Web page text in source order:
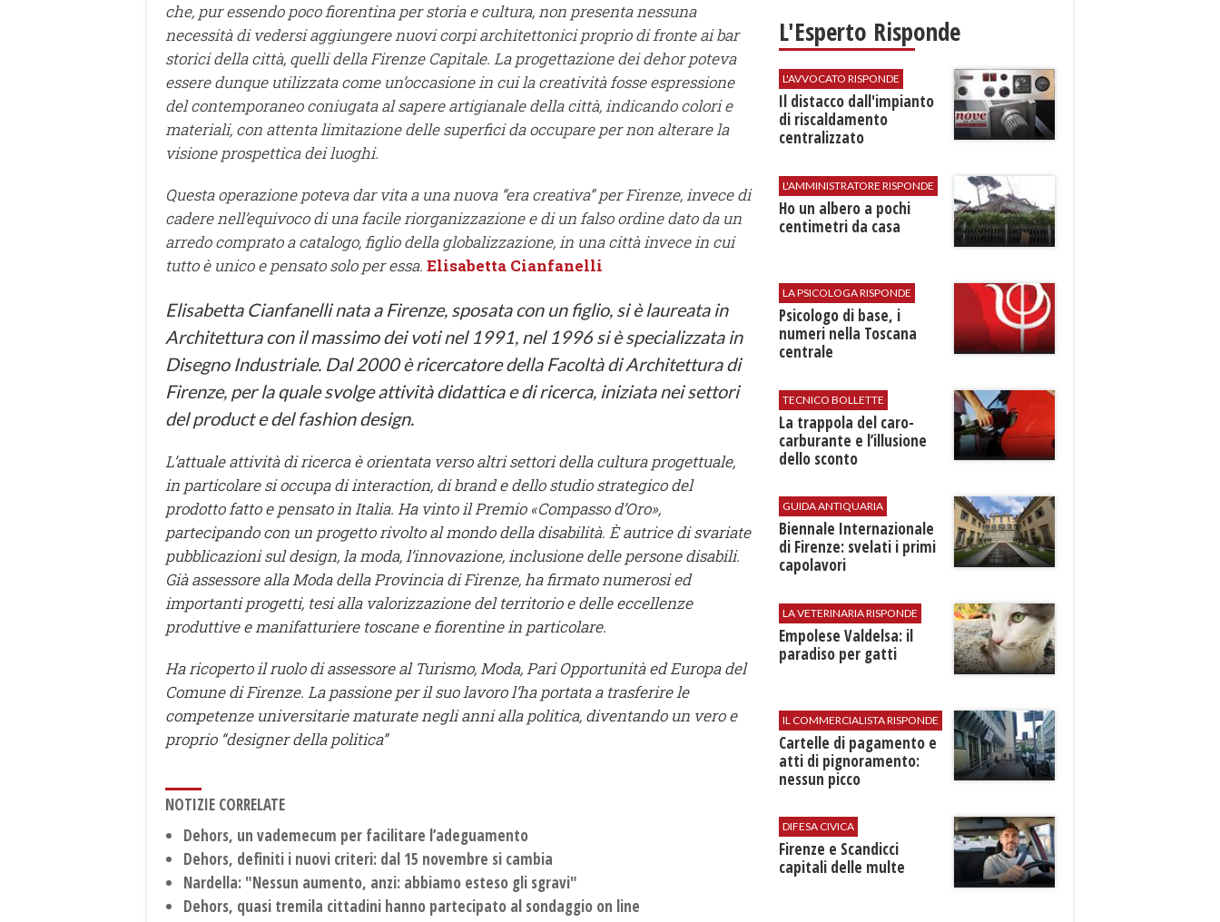
che, pur essendo poco fiorentina per storia e cultura, non presenta nessuna
necessità di vedersi aggiungere nuovi corpi architettonici proprio di fronte ai bar
storici della città, quelli della Firenze Capitale. La progettazione dei dehor poteva
essere dunque utilizzata come un’occasione in cui la creatività fosse espressione
del contemporaneo coniugata al sapere artigianale della città, indicando colori e
materiali, con attenta limitazione delle superfici da occupare per non alterare la
visione prospettica dei luoghi.
Questa operazione poteva dar vita a una nuova “era creativa” per Firenze, invece di
cadere nell’equivoco di una facile riorganizzazione e di un falso ordine dato da un
arredo comprato a catalogo, figlio della globalizzazione, in una città invece in cui
tutto è unico e pensato solo per essa. Elisabetta Cianfanelli
Elisabetta Cianfanelli nata a Firenze, sposata con un figlio, si è laureata in
Architettura con il massimo dei voti nel 1991, nel 1996 si è specializzata in
Disegno Industriale. Dal 2000 è ricercatore della Facoltà di Architettura di
Firenze, per la quale svolge attività didattica e di ricerca, iniziata nei settori
del product e del fashion design.
L’attuale attività di ricerca è orientata verso altri settori della cultura progettuale,
in particolare si occupa di interaction, di brand e dello studio strategico del
prodotto fatto e pensato in Italia. Ha vinto il Premio «Compasso d’Oro»,
partecipando con un progetto rivolto al mondo della disabilità. È autrice di svariate
pubblicazioni sul design, la moda, l’innovazione, inclusione delle persone disabili.
Già assessore alla Moda della Provincia di Firenze, ha firmato numerosi ed
importanti progetti, tesi alla valorizzazione del territorio e delle eccellenze
produttive e manifatturiere toscane e fiorentine in particolare.
Ha ricoperto il ruolo di assessore al Turismo, Moda, Pari Opportunità ed Europa del
Comune di Firenze. La passione per il suo lavoro l’ha portata a trasferire le
competenze universitarie maturate negli anni alla politica, diventando un vero e
proprio “designer della politica”
NOTIZIE CORRELATE
Dehors, un vademecum per facilitare l’adeguamento
Dehors, definiti i nuovi criteri: dal 15 novembre si cambia
Nardella: "Nessun aumento, anzi: abbiamo esteso gli sgravi"
Dehors, quasi tremila cittadini hanno partecipato al sondaggio on line
L'Esperto Risponde
L'AVVOCATO RISPONDE
Il distacco dall'impianto
di riscaldamento
centralizzato
L'AMMINISTRATORE RISPONDE
Ho un albero a pochi
centimetri da casa
LA PSICOLOGA RISPONDE
Psicologo di base, i
numeri nella Toscana
centrale
TECNICO BOLLETTE
​La trappola del caro-
carburante e l’illusione
dello sconto
GUIDA ANTIQUARIA
Biennale Internazionale
di Firenze: svelati i primi
capolavori
LA VETERINARIA RISPONDE
Empolese Valdelsa: il
paradiso per gatti
IL COMMERCIALISTA RISPONDE
Cartelle di pagamento e
atti di pignoramento:
nessun picco
DIFESA CIVICA
Firenze e Scandicci
capitali delle multe